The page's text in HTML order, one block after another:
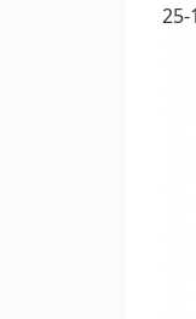
25-